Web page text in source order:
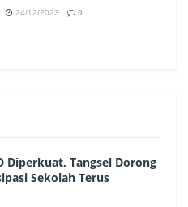
24/12/2023 0
Diperkuat, Tangsel Dorong
Sekolah Terus